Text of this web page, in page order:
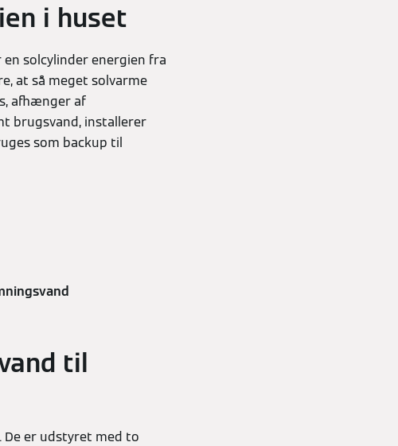
i huset
solcylinder energien fra
at så meget solvarme
afhænger af
brugsvand, installerer
som backup til
til
De er udstyret med to